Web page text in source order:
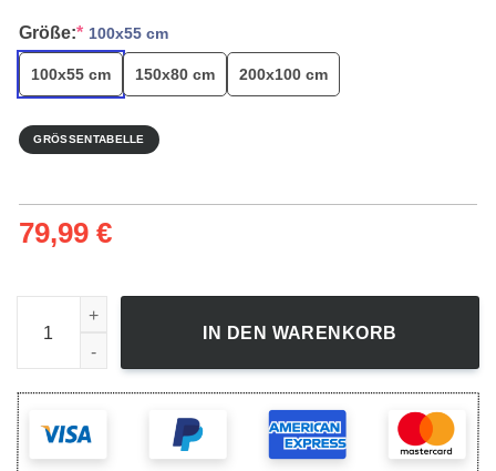
Größe:* 100x55 cm
100x55 cm 150x80 cm 200x100 cm
GRÖSSENTABELLE
79,99 €
Leinwandbild Valentino Rossi Motorcycle 15 Bilder
IN DEN WARENKORB